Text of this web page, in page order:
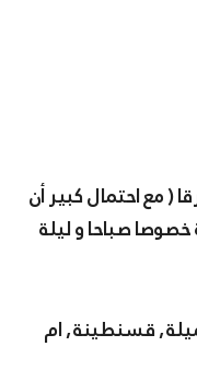
يصل علوها بين 600_700 متر وسطا و شرقا ( مع احتمال كبير أن
خصوصا صباحا و ليلة
, قسنطينة , ام